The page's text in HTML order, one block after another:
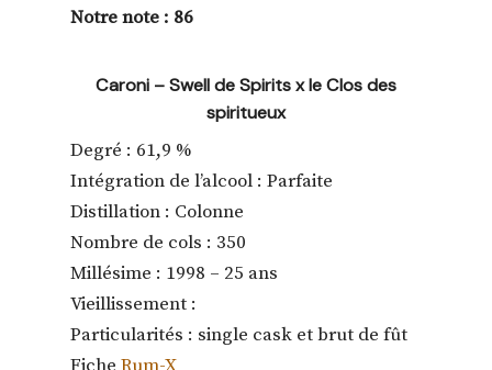
Notre note : 86
Caroni – Swell de Spirits x le Clos des
spiritueux
Degré : 61,9 %
Intégration de l’alcool : Parfaite
Distillation : Colonne
Nombre de cols : 350
Millésime : 1998 – 25 ans
Vieillissement :
Particularités : single cask et brut de fût